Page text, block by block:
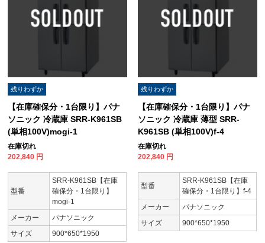
残りわずか
【在庫確保分・1台限り】パナ
ソニック 冷蔵庫 SRR-K961SB
(単相100V)mogi-1
在庫切れ
202,840 円
型番
SRR-K961SB【在庫
確保分・1台限り】
mogi-1
メーカー
パナソニック
サイズ
900*650*1950
残りわずか
【在庫確保分・1台限り】パナ
ソニック 冷蔵庫 薄型 SRR-
K961SB (単相100V)f-4
在庫切れ
202,840 円
型番
SRR-K961SB【在庫
確保分・1台限り】f-4
メーカー
パナソニック
サイズ
900*650*1950